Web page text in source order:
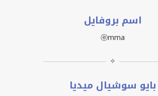
اسم بروفايل
ⓔmma
✧
بايو سوشيال ميديا